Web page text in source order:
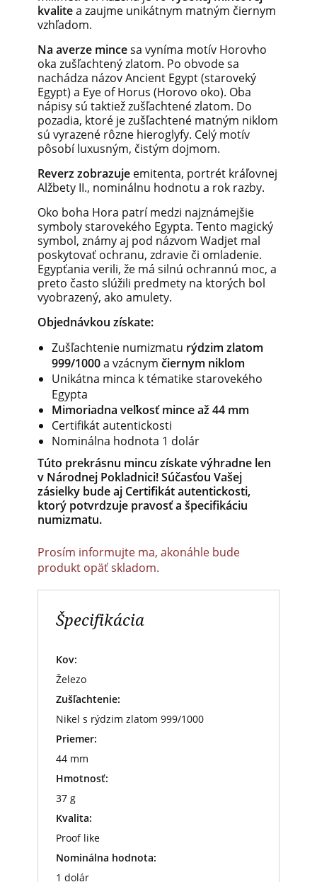
kvalitea zaujme unikátnym matným čiernym
vzhľadom.
Na averze mincesa vyníma motív Horovho
oka zušľachtený zlatom. Po obvode sa
nachádza názov Ancient Egypt (staroveký
Egypt) a Eye of Horus (Horovo oko). Oba
nápisy sú taktiež zušľachtené zlatom. Do
pozadia, ktoré je zušľachtené matným niklom
sú vyrazené rôzne hieroglyfy. Celý motív
pôsobí luxusným, čistým dojmom.
Reverz zobrazuje emitenta, portrét kráľovnej
Alžbety II., nominálnu hodnotu a rok razby.
Oko boha Hora patrí medzi najznámejšie
symboly starovekého Egypta. Tento magický
symbol, známy aj pod názvom Wadjet mal
poskytovať ochranu, zdravie či omladenie.
Egypťania verili, že má silnú ochrannú moc, a
preto často slúžili predmety na ktorých bol
vyobrazený, ako amulety.
Objednávkou získate:
Zušľachtenie numizmatu rýdzim zlatom
999/1000a vzácnym čiernym niklom
Unikátna minca k tématike starovekého
Egypta
Mimoriadna veľkosť mince až 44 mm
Certifikát autentickosti
Nominálna hodnota 1 dolár
Túto prekrásnu mincu získate výhradne len
v Národnej Pokladnici! Súčasťou Vašej
zásielky bude aj Certifikát autentickosti,
ktorý potvrdzuje pravosť a špecifikáciu
numizmatu.
Prosím informujte ma, akonáhle bude
produkt opäť skladom.
Špecifikácia
Kov:
Železo
Zušľachtenie:
Nikel s rýdzim zlatom 999/1000
Priemer:
44 mm
Hmotnosť:
37 g
Kvalita:
Proof like
Nominálna hodnota:
1 dolár